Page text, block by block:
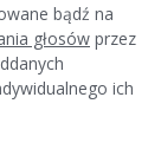
bądź na
głosów przez
ich